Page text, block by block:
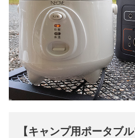
【キャンプ用ポータブ